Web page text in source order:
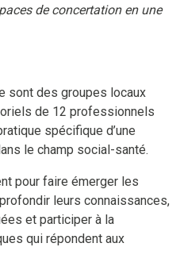
de concertation en une
sont des groupes locaux
de 12 professionnels
spécifique d’une
le champ social-santé.
pour faire émerger les
leurs connaissances,
et participer à la
qui répondent aux